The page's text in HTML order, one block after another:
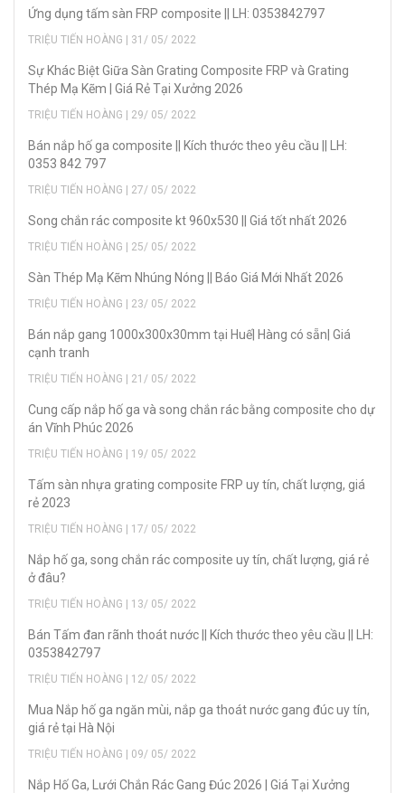
Ứng dụng tấm sàn FRP composite || LH: 0353842797
TRIỆU TIẾN HOÀNG | 31/ 05/ 2022
Sự Khác Biệt Giữa Sàn Grating Composite FRP và Grating
Thép Mạ Kẽm | Giá Rẻ Tại Xưởng 2026
TRIỆU TIẾN HOÀNG | 29/ 05/ 2022
Bán nắp hố ga composite || Kích thước theo yêu cầu || LH:
0353 842 797
TRIỆU TIẾN HOÀNG | 27/ 05/ 2022
Song chắn rác composite kt 960x530 || Giá tốt nhất 2026
TRIỆU TIẾN HOÀNG | 25/ 05/ 2022
Sàn Thép Mạ Kẽm Nhúng Nóng || Báo Giá Mới Nhất 2026
TRIỆU TIẾN HOÀNG | 23/ 05/ 2022
Bán nắp gang 1000x300x30mm tại Huế| Hàng có sẵn| Giá
cạnh tranh
TRIỆU TIẾN HOÀNG | 21/ 05/ 2022
Cung cấp nắp hố ga và song chắn rác bằng composite cho dự
án Vĩnh Phúc 2026
TRIỆU TIẾN HOÀNG | 19/ 05/ 2022
Tấm sàn nhựa grating composite FRP uy tín, chất lượng, giá
rẻ 2023
TRIỆU TIẾN HOÀNG | 17/ 05/ 2022
Nắp hố ga, song chắn rác composite uy tín, chất lượng, giá rẻ
ở đâu?
TRIỆU TIẾN HOÀNG | 13/ 05/ 2022
Bán Tấm đan rãnh thoát nước || Kích thước theo yêu cầu || LH:
0353842797
TRIỆU TIẾN HOÀNG | 12/ 05/ 2022
Mua Nắp hố ga ngăn mùi, nắp ga thoát nước gang đúc uy tín,
giá rẻ tại Hà Nội
TRIỆU TIẾN HOÀNG | 09/ 05/ 2022
Nắp Hố Ga, Lưới Chắn Rác Gang Đúc 2026 | Giá Tại Xưởng